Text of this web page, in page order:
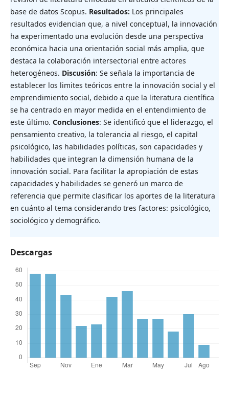
base de datos Scopus. Resultados: Los principales
resultados evidencian que, a nivel conceptual, la innovación
ha experimentado una evolución desde una perspectiva
económica hacia una orientación social más amplia, que
destaca la colaboración intersectorial entre actores
heterogéneos. Discusión: Se señala la importancia de
establecer los limites teóricos entre la innovación social y el
emprendimiento social, debido a que la literatura científica
se ha centrado en mayor medida en el entendimiento de
este último. Conclusiones: Se identificó que el liderazgo, el
pensamiento creativo, la tolerancia al riesgo, el capital
psicológico, las habilidades políticas, son capacidades y
habilidades que integran la dimensión humana de la
innovación social. Para facilitar la apropiación de estas
capacidades y habilidades se generó un marco de
referencia que permite clasificar los aportes de la literatura
en cuánto al tema considerando tres factores: psicológico,
sociológico y demográfico.
Descargas